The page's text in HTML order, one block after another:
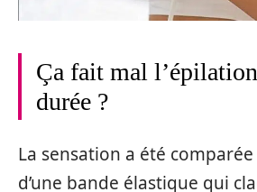
Ça fait mal
durée ?
La sensation a été
d’une bande élastique qui